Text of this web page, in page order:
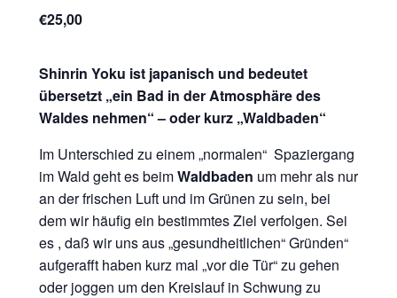
€25,00
Shinrin Yoku ist japanisch und bedeutet
übersetzt „ein Bad in der Atmosphäredes
Waldes nehmen“ – oder kurz „Waldbaden“
Im Unterschied zu einem „normalen“ Spaziergang
im Wald geht es beimWaldbaden um mehr als nur
an der frischen Luft und im Grünen zu sein, bei
dem wir häufig ein bestimmtes Ziel verfolgen. Sei
es , daß wir uns aus „gesundheitlichen“ Gründen“
aufgerafft haben kurz mal „vor die Tür“ zu gehen
oder joggen um den Kreislauf in Schwung zu